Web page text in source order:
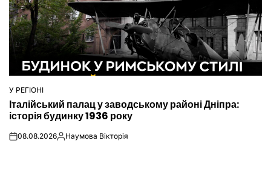
ОПУБЛІКУВАТИ
У
У РЕГІОНІ
Італійський палац у заводському районі Дніпра:
історія будинку 1936 року
on08.08.2026Опубліковано
Наумова Вікторія